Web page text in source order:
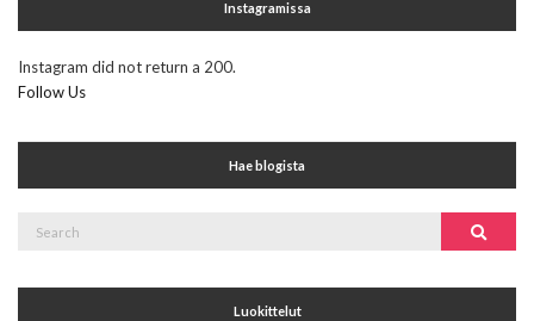
Instagramissa
Instagram did not return a 200.
Follow Us
Hae blogista
Search
Luokittelut